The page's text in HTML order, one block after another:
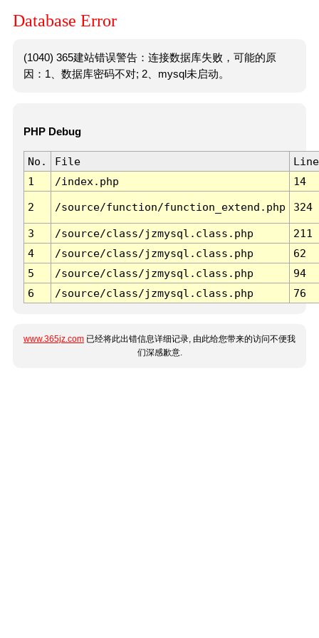
Database Error
(1040) 365建站错误警告：连接数据库失败，可能的原
因：1、数据库密码不对; 2、mysql未启动。
PHP Debug
No. File
Line
1
/index.php 14
2 /source/function/function_extend.php 324
3 /source/class/jzmysql.class.php
211
4
/source/class/jzmysql.class.php
62
5
/source/class/jzmysql.class.php
94
6
/source/class/jzmysql.class.php 76
www.365jz.com 已经将此出错信息详细记录, 由此给您带来的访问不便我
们深感歉意.